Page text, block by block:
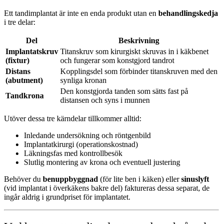
Ett tandimplantat är inte en enda produkt utan en behandlingskedja
i tre delar:
Del
Beskrivning
Implantatskruv
(fixtur)
Titanskruv som kirurgiskt skruvas in i käkbenet
och fungerar som konstgjord tandrot
Distans
(abutment)
Kopplingsdel som förbinder titanskruven med den
synliga kronan
Tandkrona
Den konstgjorda tanden som sätts fast på
distansen och syns i munnen
Utöver dessa tre kärndelar tillkommer alltid:
Inledande undersökning och röntgenbild
Implantatkirurgi (operationskostnad)
Läkningsfas med kontrollbesök
Slutlig montering av krona och eventuell justering
Behöver du benuppbyggnad (för lite ben i käken) ellersinuslyft
(vid implantat i överkäkens bakre del) faktureras dessa separat, de
ingår aldrig i grundpriset för implantatet.